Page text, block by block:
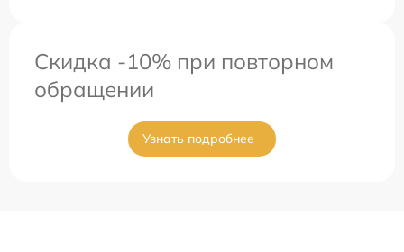
Скидка -10% при повторном
обращении
Узнать подробнее